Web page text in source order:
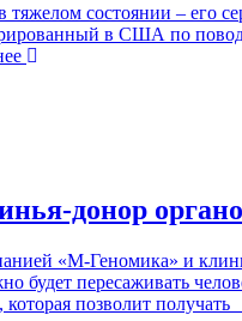
состоянии – его
в США по
донор
«М-Геномика» и
будет пересаживать
позволит получать